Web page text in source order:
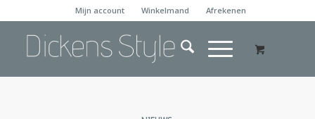
Mijn account Winkelmand Afrekenen